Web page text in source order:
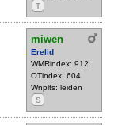
T
miwen
Erelid
WMRindex: 912
OTindex: 604
Wnplts: leiden
S